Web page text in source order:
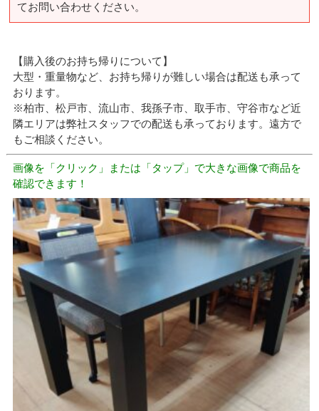
てお問い合わせください。
【購入後のお持ち帰りについて】
大型・重量物など、お持ち帰りが難しい場合は配送も承って
おります。
※柏市、松戸市、流山市、我孫子市、取手市、守谷市など近
隣エリアは弊社スタッフでの配送も承っております。遠方で
もご相談ください。
画像を「クリック」または「タップ」で大きな画像で商品を
確認できます！